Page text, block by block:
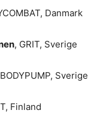
Danmark
, GRIT, Sverige
Sverige
Finland